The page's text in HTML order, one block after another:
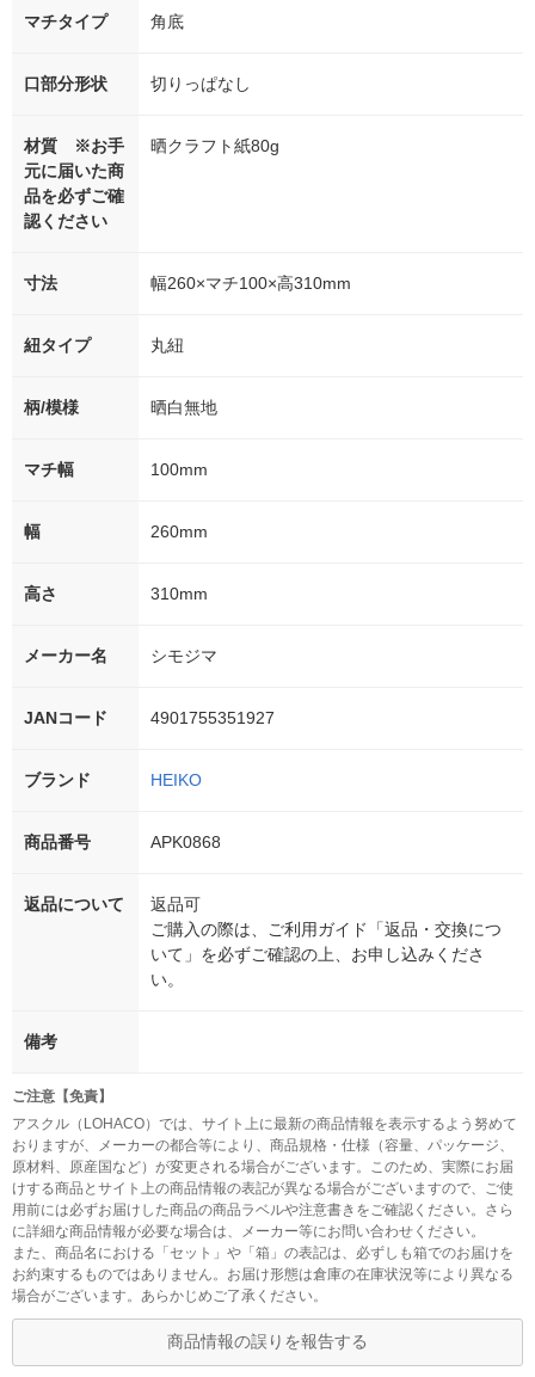
マチタイプ 角底
口部分形状 切りっぱなし
材質 ※お手
元に届いた商
品を必ずご確
認ください
晒クラフト紙80g
寸法 幅260×マチ100×高310mm
紐タイプ 丸紐
柄/模様 晒白無地
マチ幅 100mm
幅 260mm
高さ 310mm
メーカー名 シモジマ
JANコード 4901755351927
ブランド HEIKO
商品番号 APK0868
返品について
返品可
ご購入の際は、ご利用ガイド「返品・交換につ
いて」を必ずご確認の上、お申し込みくださ
い。
備考
ご注意【免責】
アスクル（LOHACO）では、サイト上に最新の商品情報を表示するよう努めて
おりますが、メーカーの都合等により、商品規格・仕様（容量、パッケージ、
原材料、原産国など）が変更される場合がございます。このため、実際にお届
けする商品とサイト上の商品情報の表記が異なる場合がございますので、ご使
用前には必ずお届けした商品の商品ラベルや注意書きをご確認ください。さら
に詳細な商品情報が必要な場合は、メーカー等にお問い合わせください。
また、商品名における「セット」や「箱」の表記は、必ずしも箱でのお届けを
お約束するものではありません。お届け形態は倉庫の在庫状況等により異なる
場合がございます。あらかじめご了承ください。
商品情報の誤りを報告する